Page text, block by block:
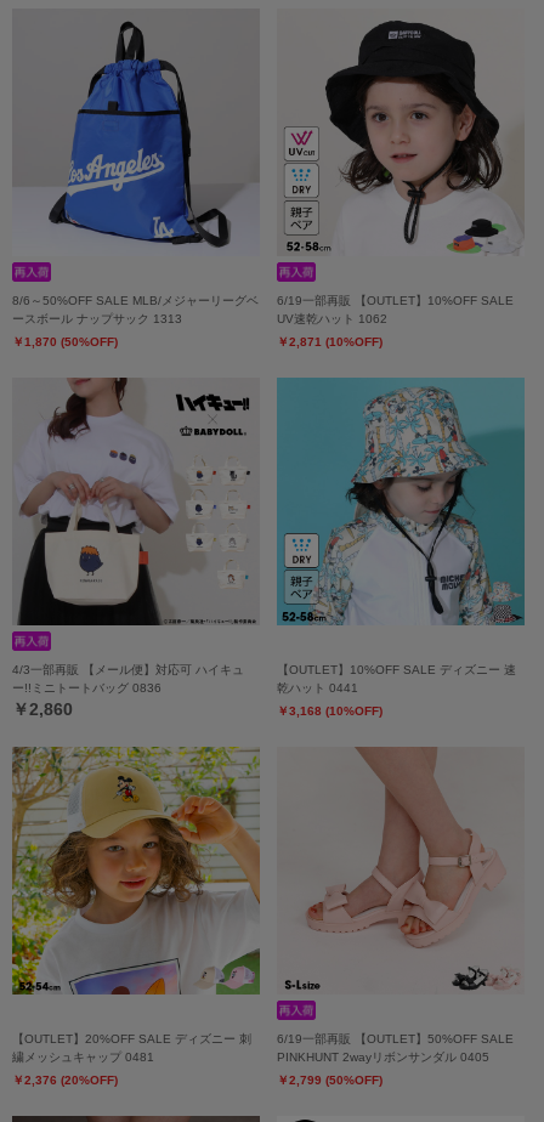
8/6～50%OFF SALE MLB/メジャーリーグベ
ースボール ナップサック 1313
￥1,870 (50%OFF)
6/19一部再販 【OUTLET】10%OFF SALE
UV速乾ハット 1062
￥2,871 (10%OFF)
4/3一部再販 【メール便】対応可 ハイキュ
ー!!ミニトートバッグ 0836
￥2,860
【OUTLET】10%OFF SALE ディズニー 速
乾ハット 0441
￥3,168 (10%OFF)
【OUTLET】20%OFF SALE ディズニー 刺
繍メッシュキャップ 0481
￥2,376 (20%OFF)
6/19一部再販 【OUTLET】50%OFF SALE
PINKHUNT 2wayリボンサンダル 0405
￥2,799 (50%OFF)